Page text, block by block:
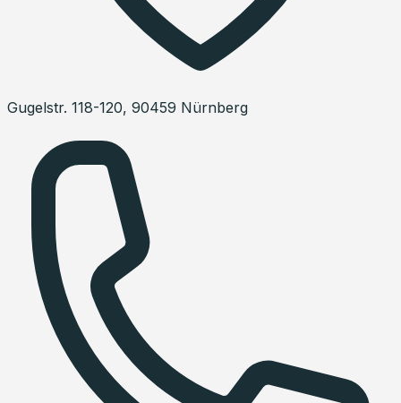
Gugelstr. 118-120, 90459 Nürnberg